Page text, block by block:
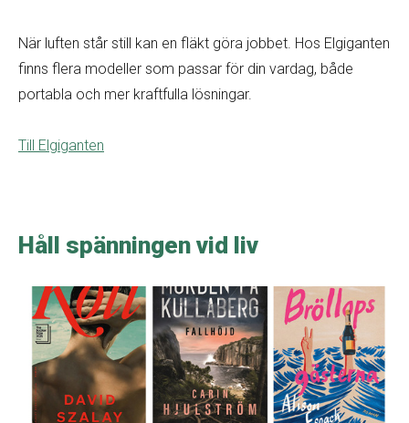
När luften står still kan en fläkt göra jobbet. Hos Elgiganten
finns flera modeller som passar för din vardag, både
portabla och mer kraftfulla lösningar.
Till Elgiganten
Håll spänningen vid liv